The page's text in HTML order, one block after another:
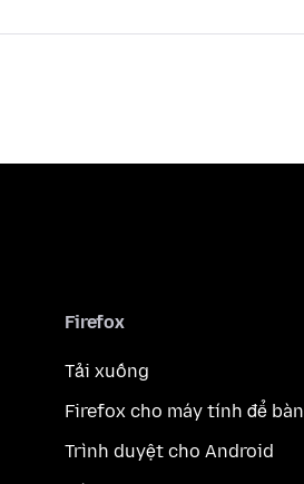
Firefox
Tải xuống
Firefox cho máy tính để bàn
Trình duyệt cho Android